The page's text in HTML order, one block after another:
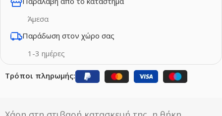
Άμεσα
Παράδωση στον χώρο σας
1-3 ημέρες
Τρόποι πληρωμής: